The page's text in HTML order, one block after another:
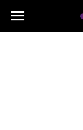
Digitaldep.pl